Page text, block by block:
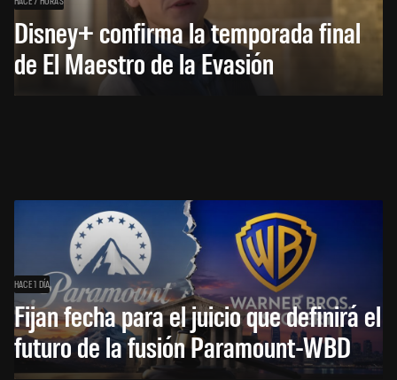
Disney+ confirma la temporada final
de El Maestro de la Evasión
HACE 1 DÍA
Fijan fecha para el juicio que definirá el
futuro de la fusión Paramount-WBD